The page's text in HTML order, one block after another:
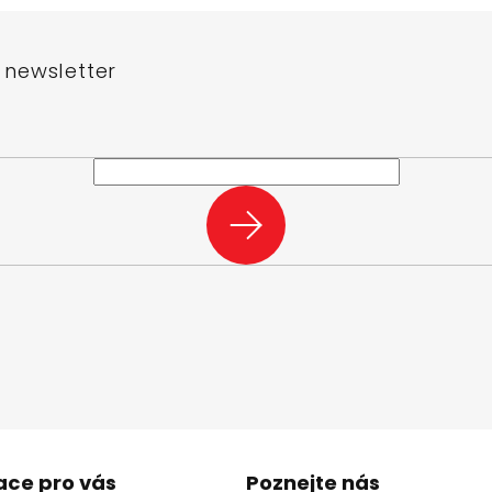
PŘIHLÁSIT
SE
pro vás Poznejte nás